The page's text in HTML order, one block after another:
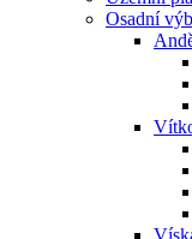
Osadní